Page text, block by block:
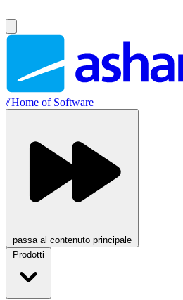
//Home of Software
passa al contenuto principale
Prodotti